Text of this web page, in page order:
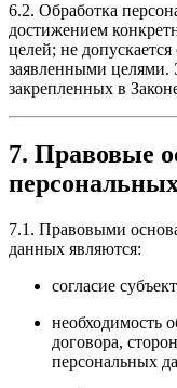
6.2. Обработка
достижением
целей; не
заявленными целями.
закрепленных в
7. Правовые
7.1. Правовыми
данных являются:
согласие
необходимость
договора,
персональных